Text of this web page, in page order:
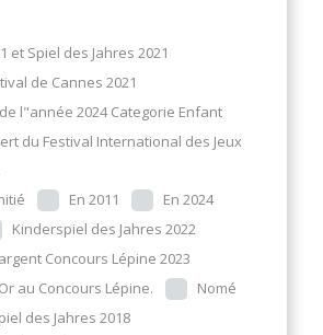
et Spiel des Jahres 2021
de Cannes 2021
l"année 2024 Categorie Enfant
du Festival International des Jeux
En 2011
En 2024
Kinderspiel des Jahres 2022
Concours Lépine 2023
au Concours Lépine.
Nomé
des Jahres 2018